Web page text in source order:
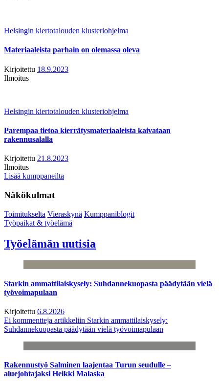
Helsingin kiertotalouden klusteriohjelma
Materiaaleista parhain on olemassa oleva
Kirjoitettu 18.9.2023
Ilmoitus
Helsingin kiertotalouden klusteriohjelma
Parempaa tietoa kierrätysmateriaaleista kaivataan
rakennusalalla
Kirjoitettu 21.8.2023
Ilmoitus
Lisää kumppaneilta
Näkökulmat
Toimitukselta Vieraskynä Kumppaniblogit
Työpaikat & työelämä
Työelämän uutisia
Starkin ammattilaiskysely: Suhdannekuopasta päädytään vielä
työvoimapulaan
Kirjoitettu 6.8.2026
Ei kommentteja artikkeliin Starkin ammattilaiskysely:
Suhdannekuopasta päädytään vielä työvoimapulaan
Rakennustyö Salminen laajentaa Turun seudulle –
aluejohtajaksi Heikki Malaska